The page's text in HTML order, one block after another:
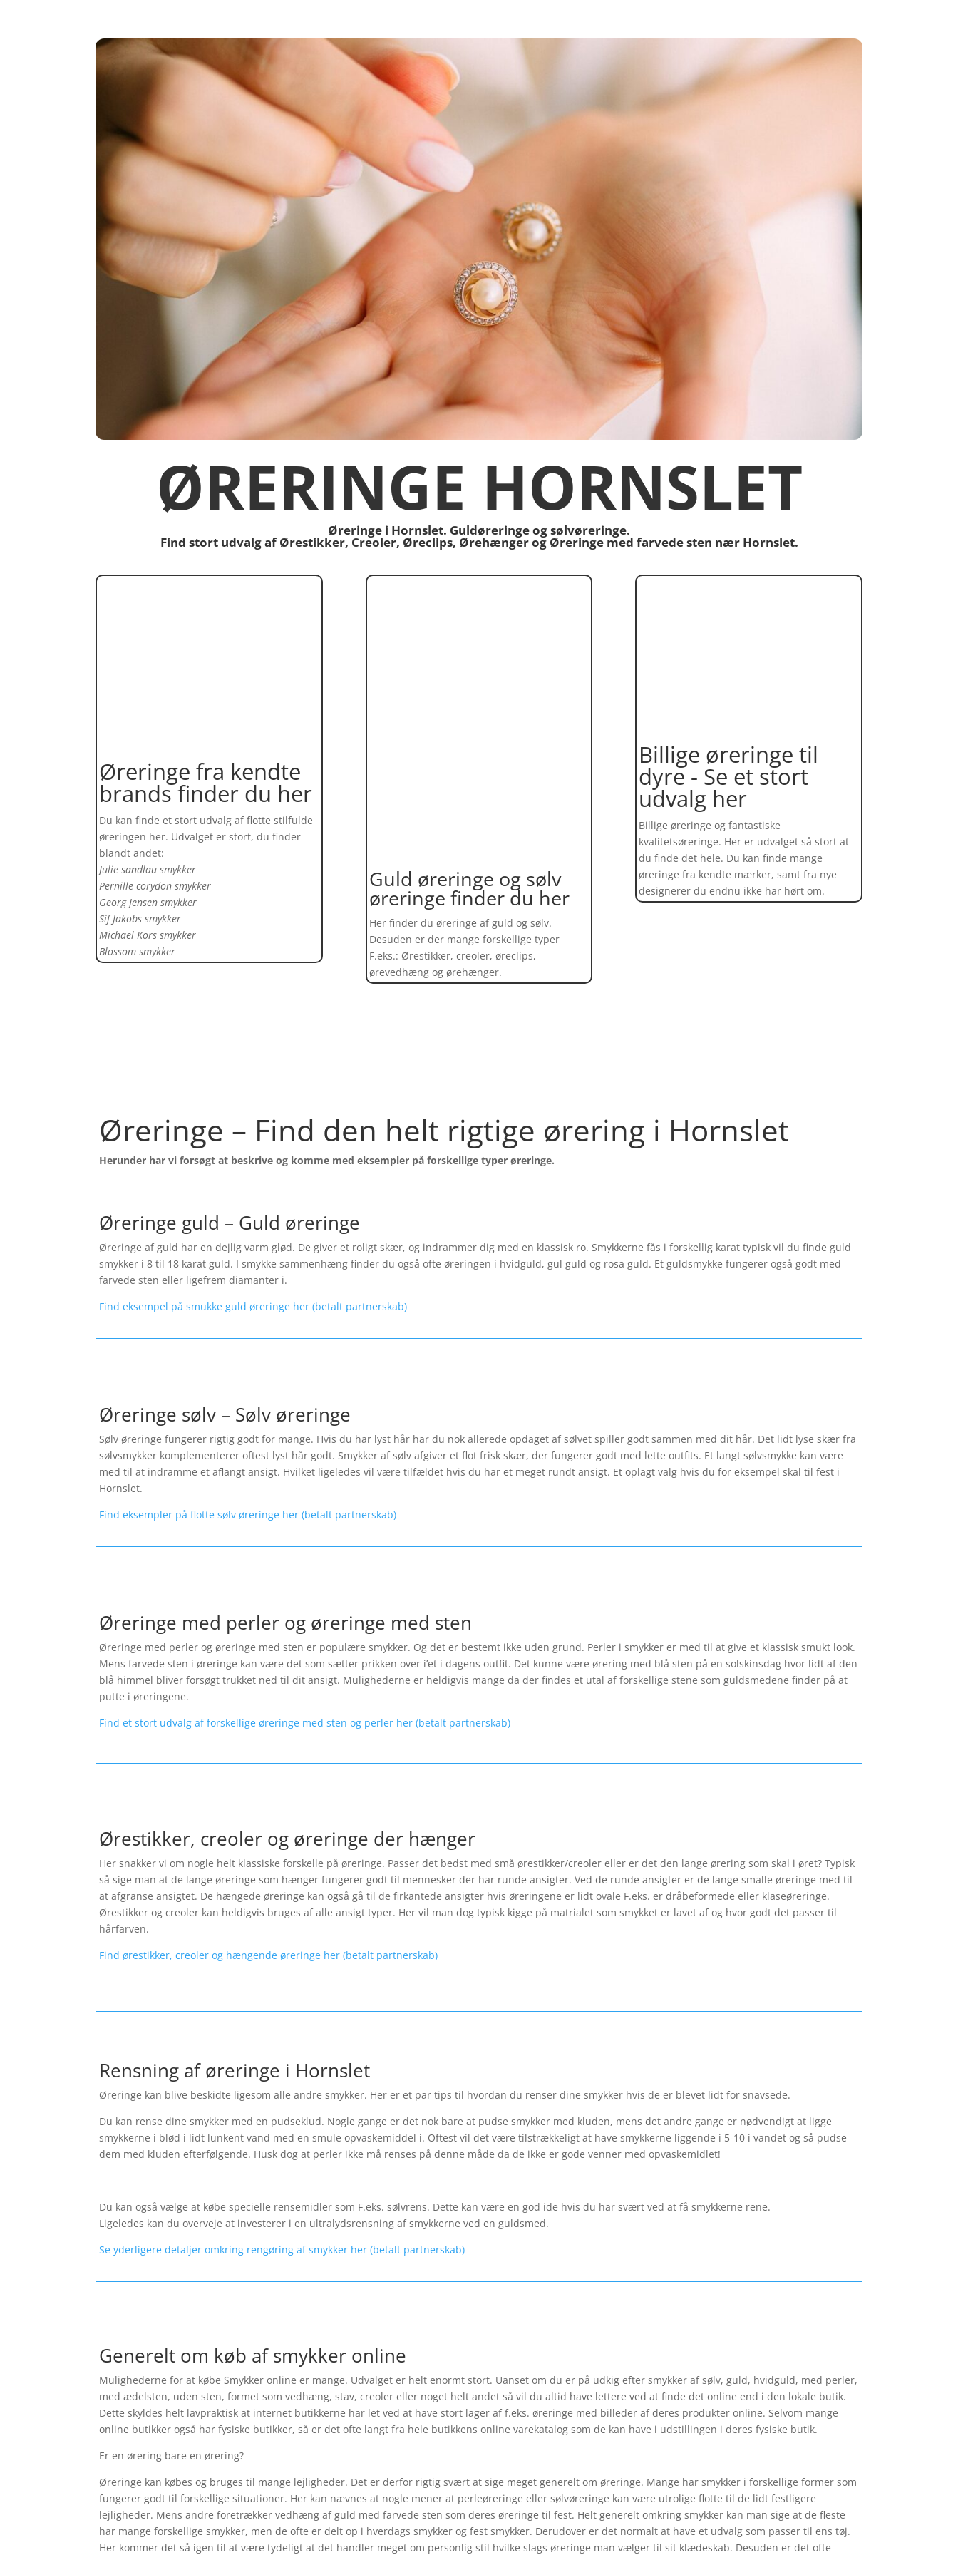
ØRERINGE HORNSLET
Øreringe i Hornslet. Guldøreringe og sølvøreringe.
Find stort udvalg af Ørestikker, Creoler, Øreclips, Ørehænger og Øreringe med farvede sten nær Hornslet.
Øreringe fra kendte
brands finder du her
Du kan finde et stort udvalg af flotte stilfulde
øreringen her. Udvalget er stort, du finder
blandt andet:
Julie sandlau smykker
Pernille corydon smykker
Georg Jensen smykker
Sif Jakobs smykker
Michael Kors smykker
Blossom smykker
Guld øreringe og sølv
øreringe finder du her
Her finder du øreringe af guld og sølv.
Desuden er der mange forskellige typer
F.eks.: Ørestikker, creoler, øreclips,
ørevedhæng og ørehænger.
Billige øreringe til
dyre - Se et stort
udvalg her
Billige øreringe og fantastiske
kvalitetsøreringe. Her er udvalget så stort at
du finde det hele. Du kan finde mange
øreringe fra kendte mærker, samt fra nye
designerer du endnu ikke har hørt om.
Øreringe – Find den helt rigtige ørering i Hornslet
Herunder har vi forsøgt at beskrive og komme med eksempler på forskellige typer øreringe.
Øreringe guld – Guld øreringe
Øreringe af guld har en dejlig varm glød. De giver et roligt skær, og indrammer dig med en klassisk ro. Smykkerne fås i forskellig karat typisk vil du finde guld
smykker i 8 til 18 karat guld. I smykke sammenhæng finder du også ofte øreringen i hvidguld, gul guld og rosa guld. Et guldsmykke fungerer også godt med
farvede sten eller ligefrem diamanter i.
Find eksempel på smukke guld øreringe her (betalt partnerskab)
Øreringe sølv – Sølv øreringe
Sølv øreringe fungerer rigtig godt for mange. Hvis du har lyst hår har du nok allerede opdaget af sølvet spiller godt sammen med dit hår. Det lidt lyse skær fra
sølvsmykker komplementerer oftest lyst hår godt. Smykker af sølv afgiver et flot frisk skær, der fungerer godt med lette outfits. Et langt sølvsmykke kan være
med til at indramme et aflangt ansigt. Hvilket ligeledes vil være tilfældet hvis du har et meget rundt ansigt. Et oplagt valg hvis du for eksempel skal til fest i
Hornslet.
Find eksempler på flotte sølv øreringe her (betalt partnerskab)
Øreringe med perler og øreringe med sten
Øreringe med perler og øreringe med sten er populære smykker. Og det er bestemt ikke uden grund. Perler i smykker er med til at give et klassisk smukt look.
Mens farvede sten i øreringe kan være det som sætter prikken over i’et i dagens outfit. Det kunne være ørering med blå sten på en solskinsdag hvor lidt af den
blå himmel bliver forsøgt trukket ned til dit ansigt. Mulighederne er heldigvis mange da der findes et utal af forskellige stene som guldsmedene finder på at
putte i øreringene.
Find et stort udvalg af forskellige øreringe med sten og perler her (betalt partnerskab)
Ørestikker, creoler og øreringe der hænger
Her snakker vi om nogle helt klassiske forskelle på øreringe. Passer det bedst med små ørestikker/creoler eller er det den lange ørering som skal i øret? Typisk
så sige man at de lange øreringe som hænger fungerer godt til mennesker der har runde ansigter. Ved de runde ansigter er de lange smalle øreringe med til
at afgranse ansigtet. De hængede øreringe kan også gå til de firkantede ansigter hvis øreringene er lidt ovale F.eks. er dråbeformede eller klaseøreringe.
Ørestikker og creoler kan heldigvis bruges af alle ansigt typer. Her vil man dog typisk kigge på matrialet som smykket er lavet af og hvor godt det passer til
hårfarven.
Find ørestikker, creoler og hængende øreringe her (betalt partnerskab)
Rensning af øreringe i Hornslet
Øreringe kan blive beskidte ligesom alle andre smykker. Her er et par tips til hvordan du renser dine smykker hvis de er blevet lidt for snavsede.
Du kan rense dine smykker med en pudseklud. Nogle gange er det nok bare at pudse smykker med kluden, mens det andre gange er nødvendigt at ligge
smykkerne i blød i lidt lunkent vand med en smule opvaskemiddel i. Oftest vil det være tilstrækkeligt at have smykkerne liggende i 5-10 i vandet og så pudse
dem med kluden efterfølgende. Husk dog at perler ikke må renses på denne måde da de ikke er gode venner med opvaskemidlet!
Du kan også vælge at købe specielle rensemidler som F.eks. sølvrens. Dette kan være en god ide hvis du har svært ved at få smykkerne rene.
Ligeledes kan du overveje at investerer i en ultralydsrensning af smykkerne ved en guldsmed.
Se yderligere detaljer omkring rengøring af smykker her (betalt partnerskab)
Generelt om køb af smykker online
Mulighederne for at købe Smykker online er mange. Udvalget er helt enormt stort. Uanset om du er på udkig efter smykker af sølv, guld, hvidguld, med perler,
med ædelsten, uden sten, formet som vedhæng, stav, creoler eller noget helt andet så vil du altid have lettere ved at finde det online end i den lokale butik.
Dette skyldes helt lavpraktisk at internet butikkerne har let ved at have stort lager af f.eks. øreringe med billeder af deres produkter online. Selvom mange
online butikker også har fysiske butikker, så er det ofte langt fra hele butikkens online varekatalog som de kan have i udstillingen i deres fysiske butik.
Er en ørering bare en ørering?
Øreringe kan købes og bruges til mange lejligheder. Det er derfor rigtig svært at sige meget generelt om øreringe. Mange har smykker i forskellige former som
fungerer godt til forskellige situationer. Her kan nævnes at nogle mener at perleøreringe eller sølvøreringe kan være utrolige flotte til de lidt festligere
lejligheder. Mens andre foretrækker vedhæng af guld med farvede sten som deres øreringe til fest. Helt generelt omkring smykker kan man sige at de fleste
har mange forskellige smykker, men de ofte er delt op i hverdags smykker og fest smykker. Derudover er det normalt at have et udvalg som passer til ens tøj.
Her kommer det så igen til at være tydeligt at det handler meget om personlig stil hvilke slags øreringe man vælger til sit klædeskab. Desuden er det ofte